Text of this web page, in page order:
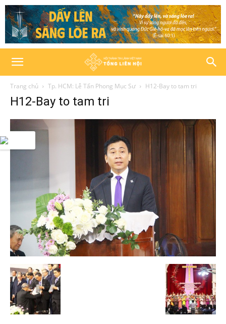
Trang chủ Tp. HCM: Lễ Tấn Phong Mục Sư H12-Bay to tam tri
H12-Bay to tam tri